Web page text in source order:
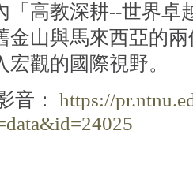
「高教深耕--世界卓
金山與馬來西亞的
宏觀的國際視野。
音：
https://